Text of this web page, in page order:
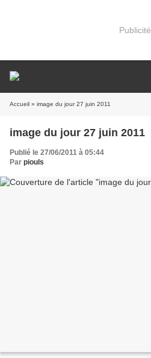
Publicité
Accueil » image du jour 27 juin 2011
image du jour 27 juin 2011
Publié le 27/06/2011 à 05:44
Par piouls